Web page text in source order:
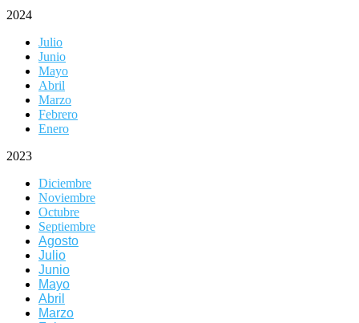
2024
Julio
Junio
Mayo
Abril
Marzo
Febrero
Enero
2023
Diciembre
Noviembre
Octubre
Septiembre
Agosto
Julio
Junio
Mayo
Abril
Marzo